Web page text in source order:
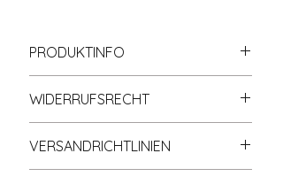
PRODUKTINFO
anderen bekannten
Klemmbausteinmarken.
Hohe Qualität; Hohe Klemmkraft;
WIDERRUFSRECHT
finden Sie in der gleichnamigen
Rubrik Widerrufsrecht (s.Shop-
VERSANDRICHTLINIEN